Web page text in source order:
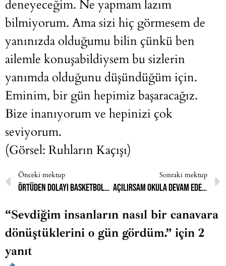
deneyeceğim. Ne yapmam lazım
bilmiyorum. Ama sizi hiç görmesem de
yanınızda olduğumu bilin çünkü ben
ailemle konuşabildiysem bu sizlerin
yanımda olduğunu düşündüğüm için.
Eminim, bir gün hepimiz başaracağız.
Bize inanıyorum ve hepinizi çok
seviyorum.
(Görsel: Ruhların Kaçışı)
Önceki mektup
Örtüden dolayı basketbolu bıraktım.
Sonraki mektup
Açılırsam okula devam edemeyeceğimi söyleyip tehditlerle beni vazgeçirdiler.
“Sevdiğim insanların nasıl bir canavara
dönüştüklerini o gün gördüm.” için 2
yanıt